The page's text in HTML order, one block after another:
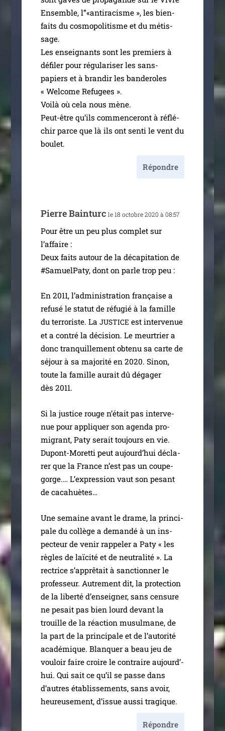
Ensemble, l”«antiracisme », les bien­
faits du cos­mo­po­li­tisme et du métis­
sage.
Les ensei­gnants sont les pre­miers à
défi­ler pour régu­la­ri­ser les sans-
papiers et à bran­dir les ban­de­roles
« Welcome Refugees ».
Voilà où cela nous mène.
Peut-être qu’ils com­men­ce­ront à réflé­
chir parce que là ils ont sen­ti le vent du
boulet.
Répondre
Pierre Bainturc le 18 octobre 2020 à 08:57
Pour être un peu plus com­plet sur
l’affaire :
Deux faits autour de la déca­pi­ta­tion de
#SamuelPaty, dont on parle trop peu :
En 2011, l’ad­mi­nis­tra­tion fran­çaise a
refu­sé le sta­tut de réfu­gié à la famille
du ter­ro­riste. La JUSTICE est inter­ve­nue
et a contré la déci­sion. Le meur­trier a
donc tran­quille­ment obte­nu sa carte de
séjour à sa majo­ri­té en 2020. Sinon,
toute la famille aurait dû déga­ger
dès 2011.
Si la jus­tice rouge n’é­tait pas inter­ve­
nue pour appli­quer son agen­da pro-
migrant, Paty serait tou­jours en vie.
Dupont-Moretti peut aujourd’­hui décla­
rer que la France n’est pas un coupe-
gorge.… L’expression vaut son pesant
de cacahuètes…
Une semaine avant le drame, la prin­ci­
pale du col­lège a deman­dé à un ins­
pec­teur de venir rap­pe­ler a Paty « les
règles de laï­ci­té et de neu­tra­li­té ». La
rec­trice s’apprêtait à sanc­tion­ner le
pro­fes­seur. Autrement dit, la pro­tec­tion
de la liber­té d’en­sei­gner, sans cen­sure
ne pesait pas bien lourd devant la
trouille de la réac­tion musul­mane, de
la part de la prin­ci­pale et de l’au­to­ri­té
aca­dé­mique. Blanquer a beau jeu de
vou­loir faire croire le contraire aujourd’­
hui. Qui sait ce qu’il se passe dans
d’autres éta­blis­se­ments, sans avoir,
heu­reu­se­ment, d’is­sue aus­si tragique.
Répondre